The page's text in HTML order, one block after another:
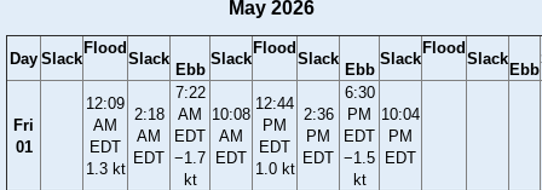
May 2026
Day Slack
Flood
Slack
Ebb
Slack
Flood
Slack
Ebb
Slack
Flood
Slack
Ebb
Fri
01
12:09
AM
EDT
1.3 kt
2:18
AM
EDT
7:22
AM
EDT
−1.7
kt
10:08
AM
EDT
12:44
PM
EDT
1.0 kt
2:36
PM
EDT
6:30
PM
EDT
−1.5
kt
10:04
PM
EDT